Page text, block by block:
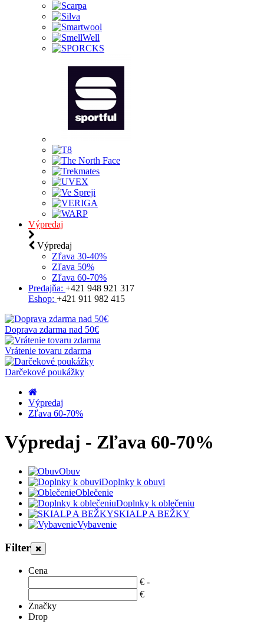
Výpredaj
Výpredaj
Zľava 30-40%
Zľava 50%
Zľava 60-70%
Predajňa: +421 948 921 317
Eshop: +421 911 982 415
Doprava zdarma nad 50€
Vrátenie tovaru zdarma
Darčekové poukážky
Výpredaj
Zľava 60-70%
Výpredaj - Zľava 60-70%
Obuv
Doplnky k obuvi
Oblečenie
Doplnky k oblečeniu
SKIALP A BEŽKY
Vybavenie
Filter
Cena
€ -
€
Značky
Drop